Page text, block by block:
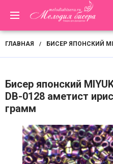
ГЛАВНАЯ / БИСЕР ЯПОНСКИЙ
Бисер японский
DB-0128 аметист
грамм